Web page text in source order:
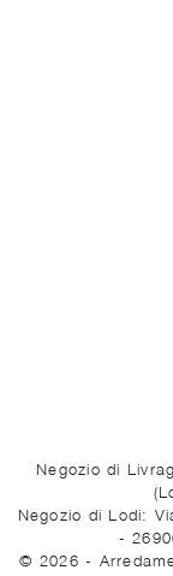
Negozio di
Negozio di Lodi:
-
© 2026 -